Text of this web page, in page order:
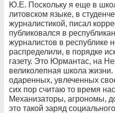
Ю.Е. Поскольку я еще в
литовском языке, в
журналистикой, писал
публиковался в
журналистов в республике
распределили, в порядке
газету. Это Юрмантас, на
великолепная школа
одаренных, увлеченных
сих пор считаю то время
Механизаторы, агрономы,
это такой заряд